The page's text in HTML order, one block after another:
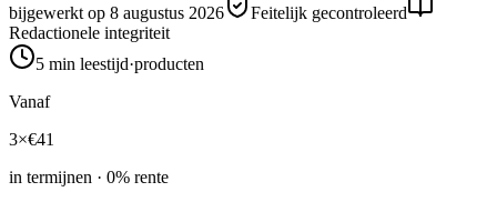
bijgewerkt op 8 augustus 2026
Feitelijk gecontroleerd
Redactionele integriteit
5 min leestijd·producten
Vanaf
3×€41
in termijnen · 0% rente